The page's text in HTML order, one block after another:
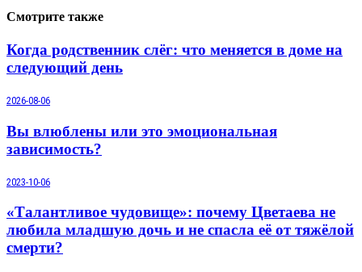
Смотрите также
Когда родственник слёг: что меняется в доме на
следующий день
2026-08-06
Вы влюблены или это эмоциональная
зависимость?
2023-10-06
«Талантливое чудовище»: почему Цветаева не
любила младшую дочь и не спасла её от тяжёлой
смерти?